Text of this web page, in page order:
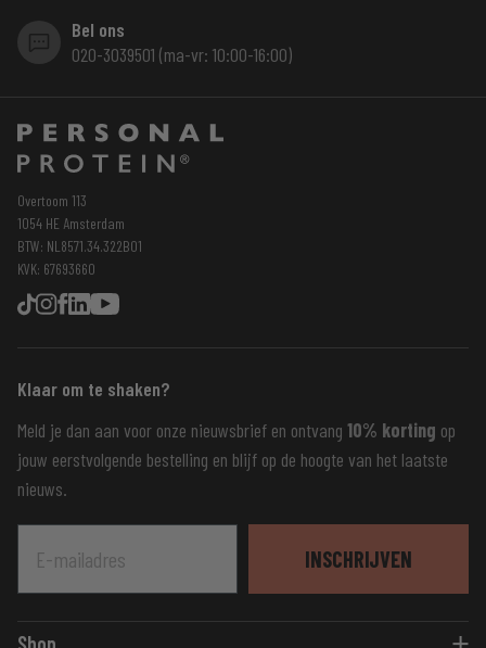
Bel ons
020-3039501 (ma-vr: 10:00-16:00)
Overtoom 113
1054 HE Amsterdam
BTW: NL8571.34.322B01
KVK: 67693660
Klaar om te shaken?
Meld je dan aan voor onze nieuwsbrief en ontvang 10% korting op
jouw eerstvolgende bestelling en blijf op de hoogte van het laatste
nieuws.
INSCHRIJVEN